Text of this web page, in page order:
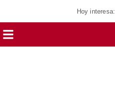
Hoy interesa: